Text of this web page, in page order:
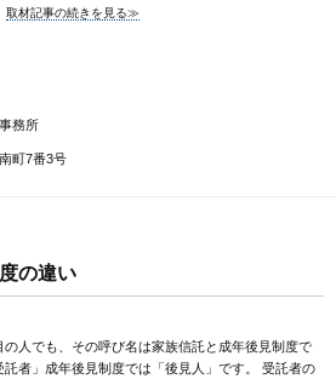
取材記事の続きを見る≫
務所
町7番3号
の違い
人でも、その呼び名は家族信託と成年後見制度で
者」成年後見制度では「後見人」です。 受託者の